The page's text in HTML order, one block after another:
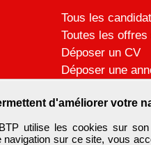
d'améliorer votre
utilise les cookies sur
navigation sur ce site, vous
Tous les
Toutes les offres
Déposer un CV
Déposer une